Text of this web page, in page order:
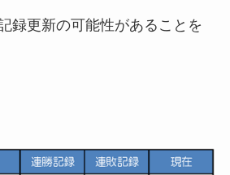
録更新の可能性があることを